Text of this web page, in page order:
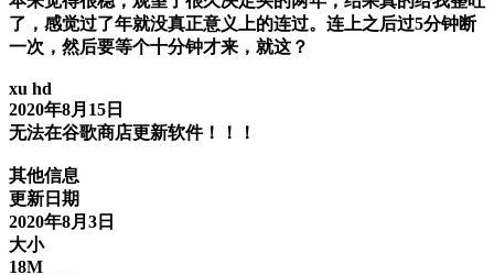
了，感觉过了年就没真正意义上的连过。连上之后过5分钟断
一次，然后要等个十分钟才来，就这？
xu hd
2020年8月15日
无法在谷歌商店更新软件！！！
其他信息
更新日期
2020年8月3日
大小
18M